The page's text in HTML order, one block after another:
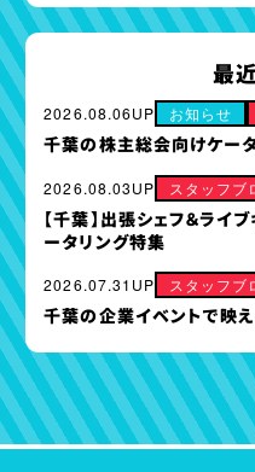
最
2026.08.06UP お知らせ
千葉の株主総会向けケー
2026.08.03UP スタッフブ
【千葉】出張シェフ＆ライ
ータリング特集
2026.07.31UP スタッフブ
千葉の企業イベントで映
ケータ
ドリ
単品